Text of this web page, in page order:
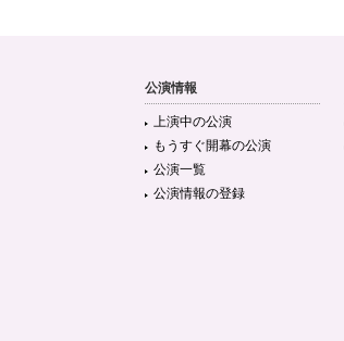
公演情報
上演中の公演
もうすぐ開幕の公演
公演一覧
公演情報の登録